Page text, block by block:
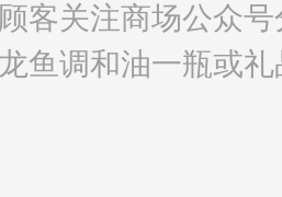
客关注商场公众
鱼调和油一瓶或礼